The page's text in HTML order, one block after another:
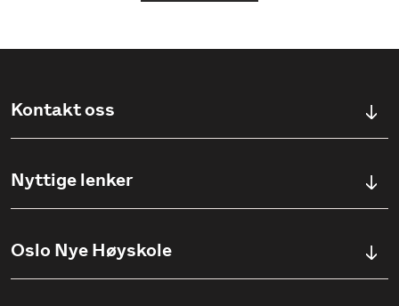
Kontakt oss
Ullevålsveien 76, 0454 OSLO
(+47) 23 23 38 20
Nyttige lenker
Søknadsinfo
Oslo Nye Høyskole